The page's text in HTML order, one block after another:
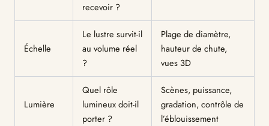
recevoir ?
Échelle
Le lustre survit-il
au volume réel
?
Plage de diamètre,
hauteur de chute,
vues 3D
Lumière
Quel rôle
lumineux doit-il
porter ?
Scènes, puissance,
gradation, contrôle de
l’éblouissement